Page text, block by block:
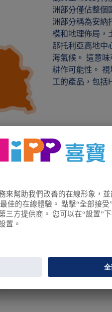
洲部分僅佔整個
洲部分稱為安納
模和地理佈局，
那托利亞高地中
海氣候。 這意
耕作可能性。
工的產品，包括